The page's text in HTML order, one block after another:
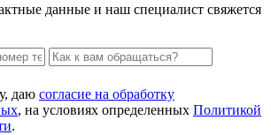
данные и наш специалист свяжется
даю согласие на обработку
, на условиях определенных Политикой
.